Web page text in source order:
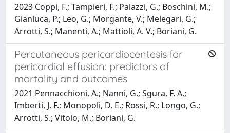
2023 Coppi, F.; Tampieri, F.; Palazzi, G.; Boschini, M.;
Gianluca, P.; Leo, G.; Morgante, V.; Melegari, G.;
Arrotti, S.; Manenti, A.; Mattioli, A. V.; Boriani, G.
Percutaneous pericardiocentesis for
pericardial effusion: predictors of
mortality and outcomes
2021 Pennacchioni, A.; Nanni, G.; Sgura, F. A.;
Imberti, J. F.; Monopoli, D. E.; Rossi, R.; Longo, G.;
Arrotti, S.; Vitolo, M.; Boriani, G.